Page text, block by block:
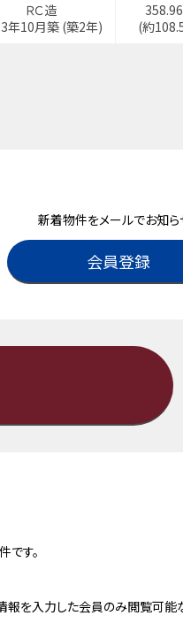
ＲＣ造
年10月築 (築2年)
(約
新着物件をメールでお知ら
会員登録
です。
報を入力した会員のみ閲覧可能